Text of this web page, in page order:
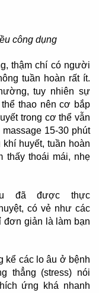
công dụng
thậm chí có người
tuần hoàn rất ít.
tuy nhiên sự
thao nên cơ bắp
trong cơ thể vẫn
15-30 phút
huyết, tuần hoàn
thấy thoái mái, nhẹ
đã được thực
có vẻ như các
giản là làm bạn
kể các lo âu ở bệnh
thẳng (stress) nói
ứng khá nhanh